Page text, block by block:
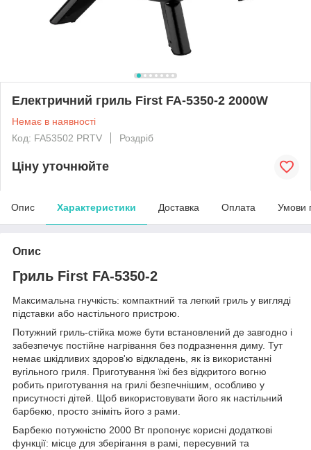
Електричний гриль First FA-5350-2 2000W
Немає в наявності
Код: FA53502 PRTV
Роздріб
Ціну уточнюйте
Опис Характеристики Доставка Оплата Умови
Опис
Гриль First FA-5350-2
Максимальна гнучкість: компактний та легкий гриль у вигляді
підставки або настільного пристрою.
Потужний гриль-стійка може бути встановлений де завгодно і
забезпечує постійне нагрівання без подразнення диму. Тут
немає шкідливих здоров'ю відкладень, як із використанні
вугільного гриля. Приготування їжі без відкритого вогню
робить приготування на грилі безпечнішим, особливо у
присутності дітей. Щоб використовувати його як настільний
барбекю, просто зніміть його з рами.
Барбекю потужністю 2000 Вт пропонує корисні додаткові
функції: місце для зберігання в рамі, пересувний та